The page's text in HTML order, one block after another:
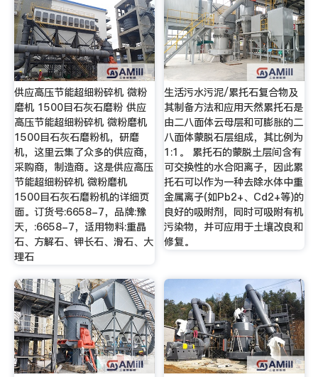
供应高压节能超细粉碎机 微粉
磨机 1500目石灰石磨粉 供应
高压节能超细粉碎机 微粉磨机
1500目石灰石磨粉机，研磨
机，这里云集了众多的供应商，
采购商，制造商。这是供应高压
节能超细粉碎机 微粉磨机
1500目石灰石磨粉机的详细页
面。订货号:6658-7，品牌:豫
天，:6658-7，适用物料:重晶
石、方解石、钾长石、滑石、大
理石
生活污水污泥/累托石复合物及
其制备方法和应用天然累托石是
由二八面体云母层和可膨胀的二
八面体蒙脱石层组成，其比例为
1:1。 累托石的蒙脱土层间含有
可交换性的水合阳离子，因此累
托石可以作为一种去除水体中重
金属离子(如Pb2+、Cd2+等)的
良好的吸附剂，同时可吸附有机
污染物，并可应用于土壤改良和
修复。